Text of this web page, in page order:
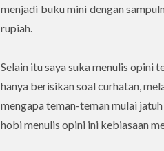
menjadi buku mini dengan
rupiah.
Selain itu saya suka menulis opini
hanya berisikan soal curhatan,
mengapa teman-teman mulai
hobi menulis opini ini kebiasaan